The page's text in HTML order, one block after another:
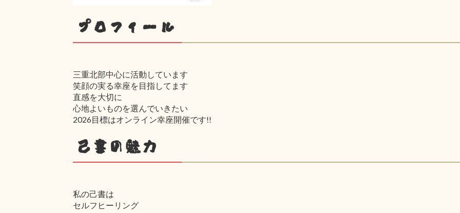
プロフィール
三重北部中心に活動しています
笑顔の実る幸座を目指してます
直感を大切に
心地よいものを選んでいきたい
2026目標はオンライン幸座開催です!!
己書の魅力
私の己書は
セルフヒーリング